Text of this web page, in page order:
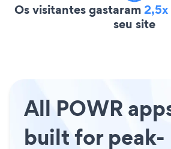
Os visitantes gastaram2,5x
seu site
All POWR
built for peak-